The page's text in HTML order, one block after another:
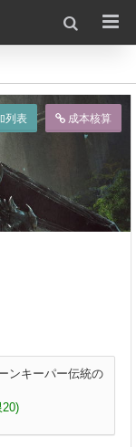
列表 成本核算
ンキーパー伝統の